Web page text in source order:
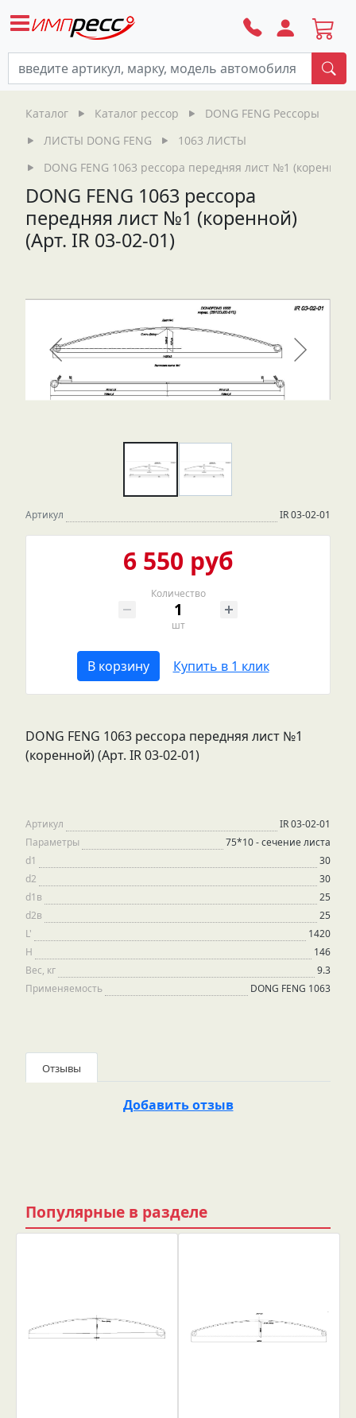
Каталог Каталог рессор
DONG FENG Рессоры
ЛИСТЫ DONG FENG
1063 ЛИСТЫ
DONG FENG 1063 рессора передняя лист №1 (коренной)
DONG FENG 1063 рессора
передняя лист №1 (коренной)
(Арт. IR 03-02-01)
Артикул IR 03-02-01
6 550 руб
Количество
шт
В корзину Купить в 1 клик
DONG FENG 1063 рессора передняя лист №1
(коренной) (Арт. IR 03-02-01)
Артикул
IR 03-02-01
Параметры
75*10 - сечение листа
d1
30
d2
30
d1в
25
d2в
25
L'
1420
H
146
Вес, кг
9.3
Применяемость
DONG FENG 1063
Отзывы
Добавить отзыв
Популярные в разделе